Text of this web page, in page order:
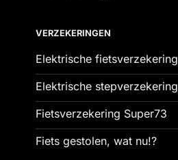
VERZEKERINGEN
Elektrische fietsverzekering
Elektrische stepverzekering
Fietsverzekering Super73
Fiets gestolen, wat nu!?